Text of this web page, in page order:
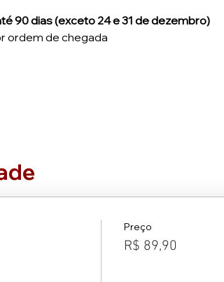
90 dias (exceto 24 e 31 de dezembro)
ordem de chegada
Preço
R$ 89,90